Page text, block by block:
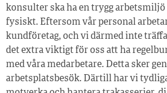
konsulter ska ha en trygg
fysiskt. Eftersom vår personal
kundföretag, och vi därmed inte
det extra viktigt för oss att ha
med våra medarbetare. Detta sker
arbetsplatsbesök. Därtill har vi